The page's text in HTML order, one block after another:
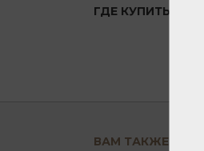
ГДЕ КУПИТЬ?
ВАМ ТАКЖЕ